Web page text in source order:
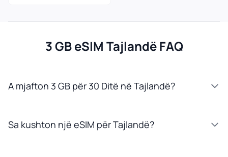
3 GB eSIM Tajlandë FAQ
A mjafton 3 GB për 30 Ditë në Tajlandë?
Sa kushton një eSIM për Tajlandë?